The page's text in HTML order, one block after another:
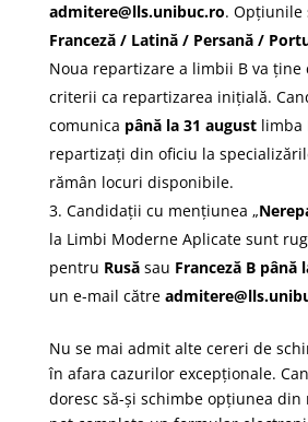
admitere@lls.unibuc.ro. Opțiunile
Franceză / Latină / Persană /
Noua repartizare a limbii B va ține
criterii ca repartizarea inițială.
comunica până la 31 august limba
repartizați din oficiu la
rămân locuri disponibile.
Candidații cu mențiunea „
la Limbi Moderne Aplicate sunt
pentru Rusă sau Franceză B până
un e-mail către
Nu se mai admit alte cereri de
în afara cazurilor excepționale.
doresc să-și schimbe opțiunea din